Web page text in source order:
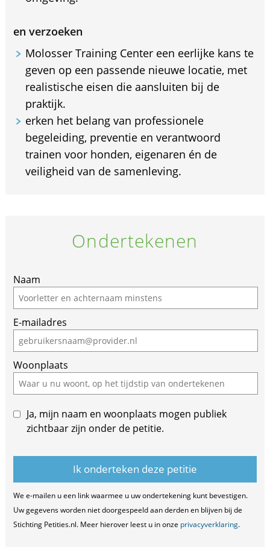
en verzoeken
Molosser Training Center een eerlijke kans te
geven op een passende nieuwe locatie, met
realistische eisen die aansluiten bij de
praktijk.
erken het belang van professionele
begeleiding, preventie en verantwoord
trainen voor honden, eigenaren én de
veiligheid van de samenleving.
Ondertekenen
Naam
E-mailadres
Woonplaats
Ja, mijn naam en woonplaats mogen publiek
zichtbaar zijn onder de petitie.
We e-mailen u een link waarmee u uw ondertekening kunt bevestigen.
Uw gegevens worden niet doorgespeeld aan derden en blijven bij de
Stichting Petities.nl. Meer hierover leest u in onze privacyverklaring.